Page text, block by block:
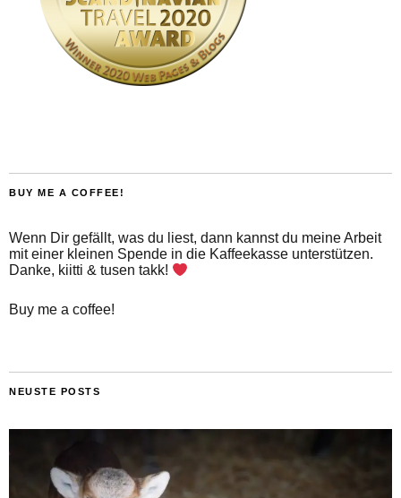
BUY ME A COFFEE!
Wenn Dir gefällt, was du liest, dann kannst du meine Arbeit
mit einer kleinen Spende in die Kaffeekasse unterstützen.
Danke, kiitti & tusen takk!
Buy me a coffee!
NEUSTE POSTS